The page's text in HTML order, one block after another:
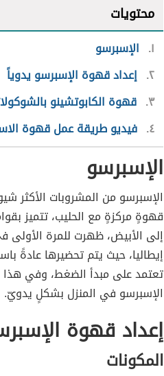
محتويات
١ الإسبرسو
٢ إعداد قهوة الإسبرسو يدوياً
٣ قهوة الكابوتشينو
٤ فيديو طريقة عمل قهوة
الإسبرسو
الإسبرسو من المشروبات الأكثر
قهوةٍ مركزةٍ مع الحليب، تتميز
إلى الأبيض، ظهرت للمرة الأولى
إيطاليا، حيث يتم تحضيرها عادةً
تعتمد على مبدأ الضغط، وفي هذا
الإسبرسو في المنزل بشكلٍ يدويّ.
إعداد قهوة
المكونات